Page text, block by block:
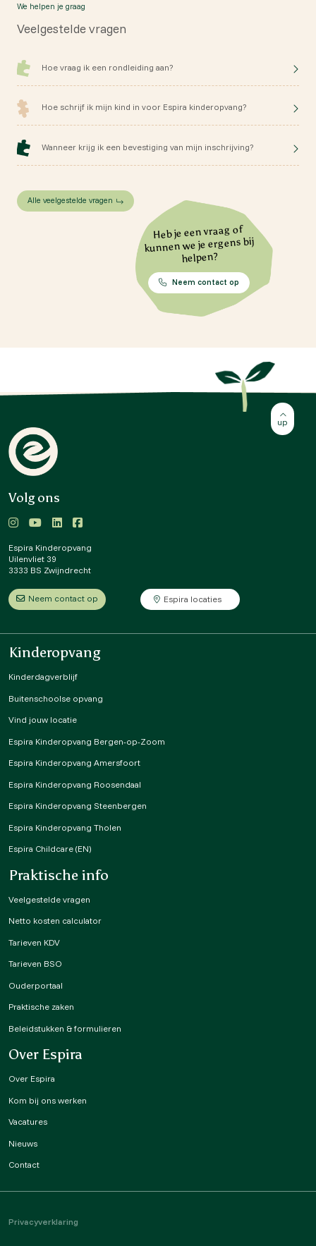
We helpen je graag
Veelgestelde vragen
Hoe vraag ik een rondleiding aan?
Hoe schrijf ik mijn kind in voor Espira kinderopvang?
Wanneer krijg ik een bevestiging van mijn inschrijving?
Alle veelgestelde vragen
Heb je een vraag of
kunnen we je ergens bij
helpen?
Neem contact op
Volg ons
Espira Kinderopvang
Uilenvliet 39
3333 BS Zwijndrecht
Neem contact op Espira locaties
Kinderopvang
Kinderdagverblijf
Buitenschoolse opvang
Vind jouw locatie
Espira Kinderopvang Bergen-op-Zoom
Espira Kinderopvang Amersfoort
Espira Kinderopvang Roosendaal
Espira Kinderopvang Steenbergen
Espira Kinderopvang Tholen
Espira Childcare (EN)
Praktische info
Veelgestelde vragen
Netto kosten calculator
Tarieven KDV
Tarieven BSO
Ouderportaal
Praktische zaken
Beleidstukken & formulieren
Over Espira
Over Espira
Kom bij ons werken
Vacatures
Nieuws
Contact
Privacyverklaring